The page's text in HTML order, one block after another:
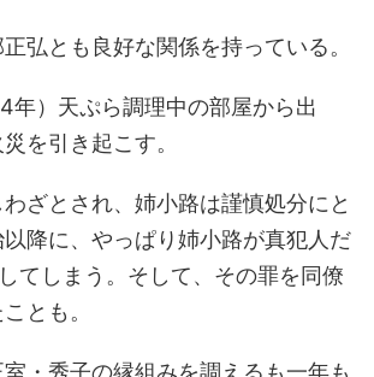
弘とも良好な関係を持っている。
年）天ぷら調理中の部屋から出
を引き起こす。
ざとされ、姉小路は謹慎処分にと
降に、やっぱり姉小路が真犯人だ
てしまう。そして、その罪を同僚
とも。
・秀子の縁組みを調えるも一年も